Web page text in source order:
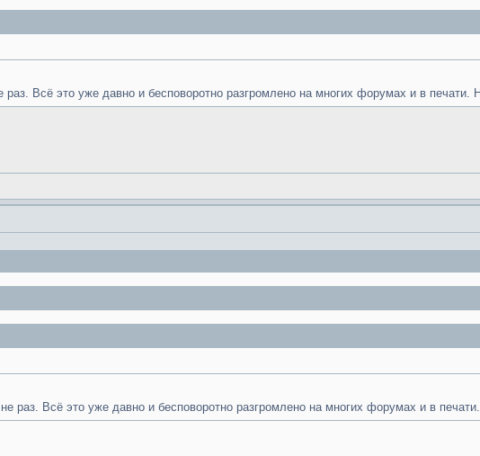
Всё это уже давно и бесповоротно разгромлено на многих форумах и в печати.
раз. Всё это уже давно и бесповоротно разгромлено на многих форумах и в